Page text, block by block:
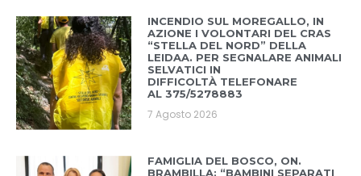
INCENDIO SUL MOREGALLO, IN
AZIONE I VOLONTARI DEL CRAS
“STELLA DEL NORD” DELLA
LEIDAA. PER SEGNALARE ANIMALI
SELVATICI IN
DIFFICOLTÀ TELEFONARE
AL 375/5278883
7 Agosto 2026
FAMIGLIA DEL BOSCO, ON.
BRAMBILLA: “BAMBINI SEPARATI